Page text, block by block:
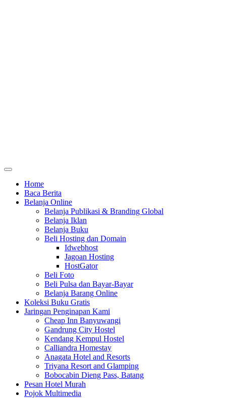
Home
Baca Berita
Belanja Online
Belanja Publikasi & Branding Global
Belanja Iklan
Belanja Buku
Beli Hosting dan Domain
Idwebhost
Jagoan Hosting
HostGator
Beli Foto
Beli Pulsa dan Bayar-Bayar
Belanja Barang Online
Koleksi Buku Gratis
Jaringan Penginapan Kami
Cheap Inn Banyuwangi
Gandrung City Hostel
Kendang Kempul Hostel
Calliandra Homestay
Anagata Hotel and Resorts
Triyana Resort and Glamping
Bobocabin Dieng Pass, Batang
Pesan Hotel Murah
Pojok Multimedia